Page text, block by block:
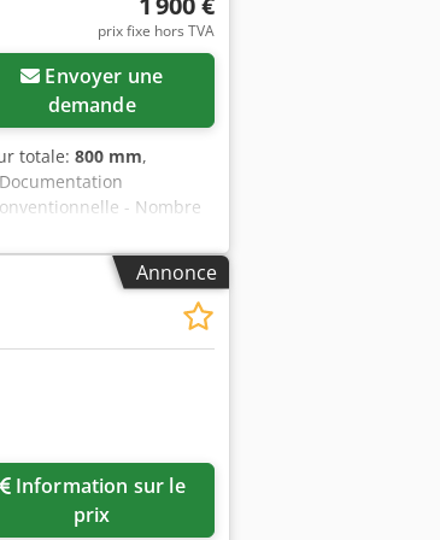
machine de vos rêves,
prix fixe hors TVA
demande
totale: 800 mm,
- Nombre
: 1 550 mm -
: 1 000 kg -
TVA : Le prix indiqué
Livraison et reprise
Annonce
Information sur le
prix